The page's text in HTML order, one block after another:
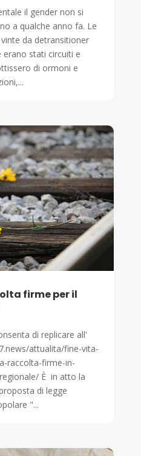
il gender non si
a qualche anno fa. Le
da detransitioner
erano stati circuiti e
di ormoni e
firme per il
di replicare all'
attualita/fine-vita-
raccolta-firme-in-
È in atto la
di legge
"...